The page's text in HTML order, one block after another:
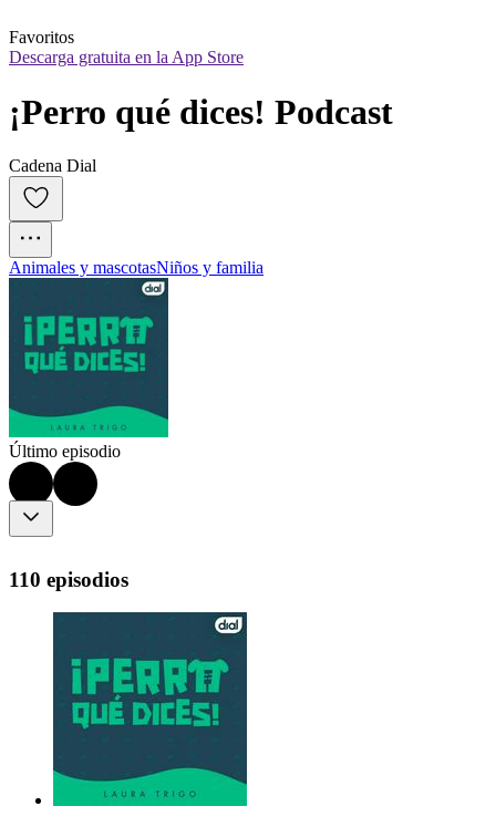
Favoritos
Descarga gratuita en la App Store
¡Perro qué dices! Podcast
Cadena Dial
Animales y mascotasNiños y familia
Último episodio
110 episodios